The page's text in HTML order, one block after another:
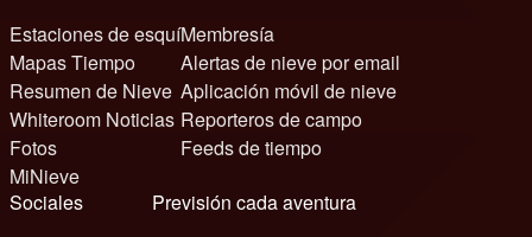
Estaciones de esquí
Mapas Tiempo
Resumen de Nieve
Whiteroom Noticias
Fotos
MiNieve
Membresía
Alertas de nieve por email
Aplicación móvil de nieve
Reporteros de campo
Feeds de tiempo
Sociales
Previsión cada aventura